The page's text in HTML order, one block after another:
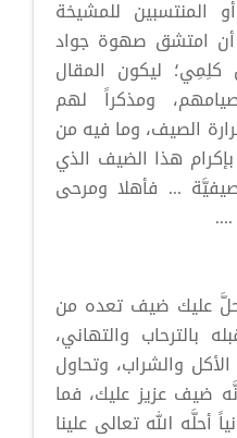
المنتسبين للمشيخة
أن امتشق صهوة جواد
ليكون المقال
ومذكراً لهم
الصيف، وما فيه من
هذا الضيف الذي
... فأهلا ومرحى
عليك ضيف تعده من
بالترحاب والتهاني،
والشراب، وتحاول
ضيف عزيز عليك، فما
أحلَّه الله تعالى علينا